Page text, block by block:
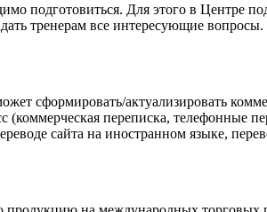
подготовиться. Для этого в Центре
тренерам все интересующие
сформировать/актуализировать
переписка, телефонные
сайта на иностранном языке,